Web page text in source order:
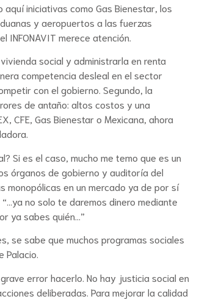
aquí iniciativas como Gas Bienestar, los
y aeropuertos a las fuerzas
merece atención.
social y administrarla en renta
competencia desleal en el sector
con el gobierno. Segundo, la
de antaño: altos costos y una
CFE, Gas Bienestar o Mexicana, ahora
Si es el caso, mucho me temo que es un
órganos de gobierno y auditoría del
monopólicas en un mercado ya de por sí
no solo te daremos dinero mediante
ya sabes quién…”
se sabe que muchos programas sociales
error hacerlo. No hay justicia social en
deliberadas. Para mejorar la calidad